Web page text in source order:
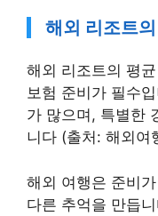
해외 리조트
해외 리조트의 평
보험 준비가 필수
가 많으며, 특별한
니다 (출처: 해외
해외 여행은 준비
다른 추억을 만듭